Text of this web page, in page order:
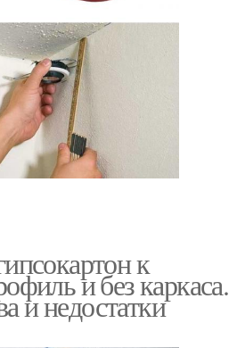
к
и без каркаса.
и недостатки